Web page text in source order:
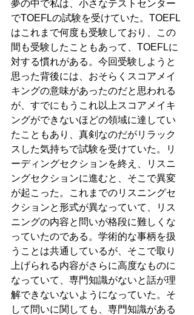
夢の中で私は、小さなテストセンター
でTOEFLの試験を受けていた。TOEFL
はこれまで何度も受験しており、この
間も受験したこともあって、TOEFLに
対する慣れがある。今回受験しようと
思った背後には、おそらくスコアメイ
キングの意味があったのだと思われる
が、すでにもうこれ以上スコアメイキ
ングができないほどの領域に達してい
たこともあり、真剣なのだがリラック
スした気持ちで試験を受けていた。リ
ーディングセクションを終え、リスニ
ングセクションに進むと、そこで異変
が起こった。これまでのリスニングセ
クションと形式が異なっていて、リス
ニングの内容と問いが格段に難しくな
っていたのである。学術的な事柄を扱
うことは共通しているが、そこで取り
上げられる内容がさらに高度なものに
なっていて、専門知識がないと話が理
解できないないようになっていた。そ
して問いに関しても、専門知識がある